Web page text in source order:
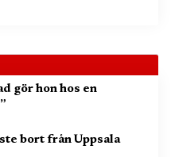
gör hon hos en
bort från Uppsala